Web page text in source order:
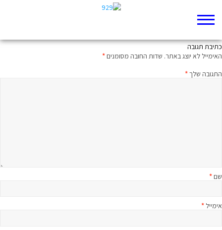
כתיבת תגובה
האימייל לא יוצג באתר. שדות החובה מסומנים*
התגובה שלך*
שם*
אימייל *